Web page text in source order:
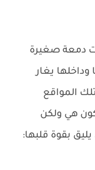
دمعة صغيرة
يغار
المواقع
هي ولكن
بقوة قلبها: